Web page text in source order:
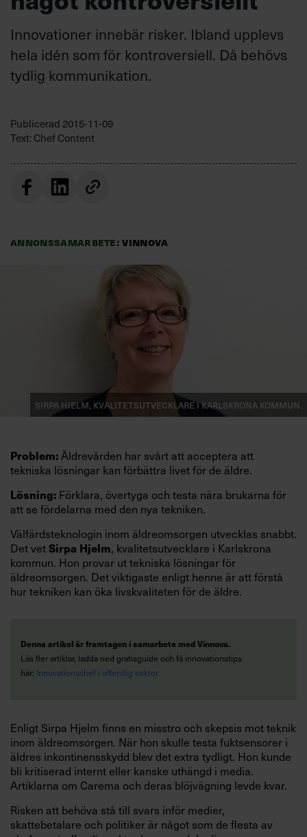
Innovationer innebär risker. Ibland upplevs
hela idén som för kontroversiell. Då behövs
tydlig kommunikation.
Publicerad 2015-11-09
Text: Chef Content
Annonssamarbete:Vinnova
Sirpa Hjelm, kvalitetsutvecklare i Karlskrona kommun.
Problem:Äldrevården har svårt att acceptera att
tekniska lösningar kan förbättra livet för de äldre.
Lösning: Förklara, övertyga och testa nära brukarna för
att se fördelarna med den nya tekniken.
Välfärdsteknologin inom äldreomsorgen utvecklas snabbt.
Det vetSirpa Hjelm, kvalitetsutvecklare i Karlskrona
kommun. Hon provar ut tekniska lösningar för
äldreomsorgen. Det viktigaste enligt henne är att förstå
hur tekniken kan öka livskvaliteten för de äldre.
Denna artikel är framtagen i samarbete med Vinnova.
Läs fler artiklar, ladda ned gratisguide och få innovationstips
här: Innovationschef i offentlig sektor
Enligt Sirpa Hjelm finns en misstro och skepsis mot teknik
inom äldreomsorgen. När hon skulle testa fuktsensorer i
äldres inkontinensskydd blev det extra tydligt. Hon kunde
bli kritiserad internt eller kanske uthängd i media.
Artiklarna om Carema och deras blöjvägning levde kvar.
Risken att behöva stå till svars inför medier,
skattebetalare och politiker är något som de flesta av